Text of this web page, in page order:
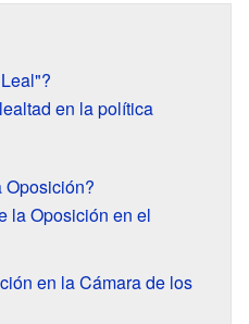
en la política
Oposición?
la Oposición en el
en la Cámara de los